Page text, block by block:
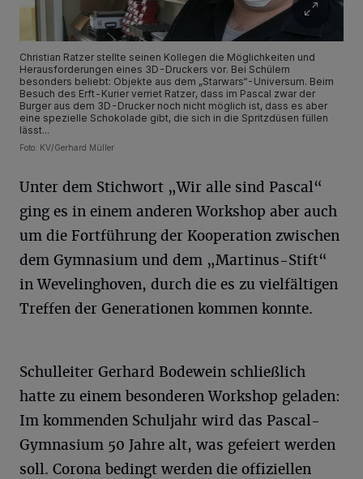
Christian Ratzer stellte seinen Kollegen die Möglichkeiten und
Herausforderungen eines 3D-Druckers vor. Bei Schülern
besonders beliebt: Objekte aus dem „Starwars“-Universum. Beim
Besuch des Erft-Kurier verriet Ratzer, dass im Pascal zwar der
Burger aus dem 3D-Drucker noch nicht möglich ist, dass es aber
eine spezielle Schokolade gibt, die sich in die Spritzdüsen füllen
lässt...
Foto: KV/Gerhard Müller
Unter dem Stichwort „Wir alle sind Pascal“
ging es in einem anderen Workshop aber auch
um die Fortführung der Kooperation zwischen
dem Gymnasium und dem „Martinus-Stift“
in Wevelinghoven, durch die es zu vielfältigen
Treffen der Generationen kommen konnte.
Schulleiter Gerhard Bodewein schließlich
hatte zu einem besonderen Workshop geladen:
Im kommenden Schuljahr wird das Pascal-
Gymnasium 50 Jahre alt, was gefeiert werden
soll. Corona bedingt werden die offiziellen